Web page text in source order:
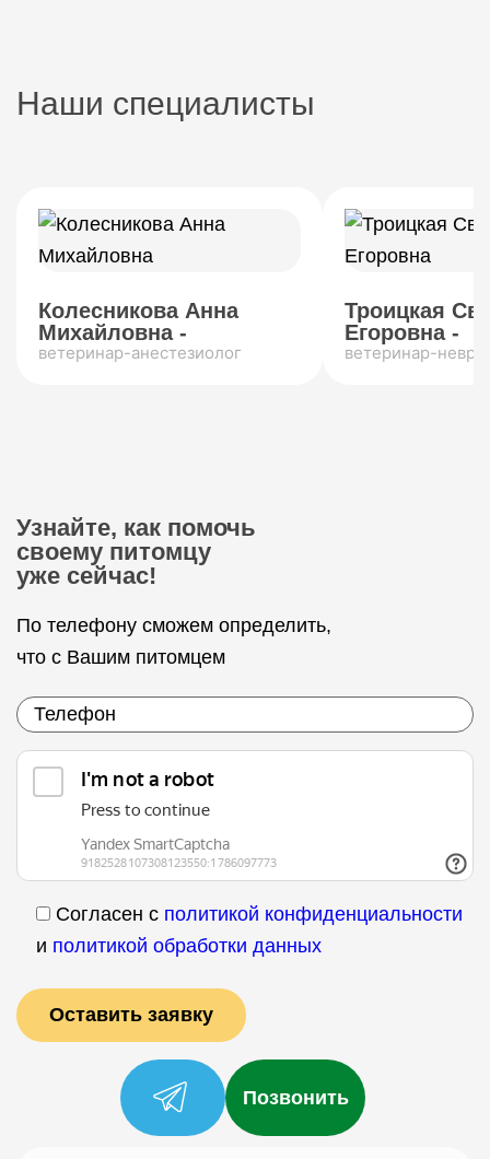
Наши специалисты
Колесникова Анна
Михайловна -
ветеринар-анестезиолог
Троицкая
Егоровна -
ветеринар-
Узнайте, как помочь
своему питомцу
уже сейчас!
По телефону сможем определить,
что с Вашим питомцем
Согласен с политикой конфиденциальности
и политикой обработки данных
Позвонить